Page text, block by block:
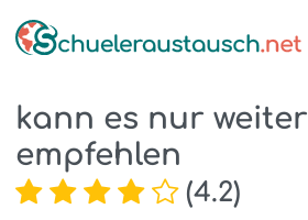
kann es nur weiter
empfehlen
(4.2)